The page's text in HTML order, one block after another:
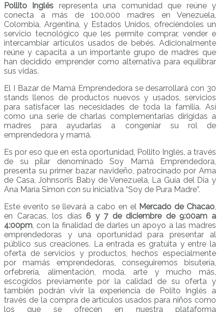
Pollito Inglés representa una comunidad que reúne y
conecta a más de 100.000 madres en Venezuela,
Colombia, Argentina, y Estados Unidos, ofreciéndoles un
servicio tecnológico que les permite comprar, vender e
intercambiar artículos usados de bebés. Adicionalmente
reúne y capacita a un importante grupo de madres que
han decidido emprender como alternativa para equilibrar
sus vidas.
El I Bazar de Mamá Emprendedora se desarrollará con 30
stands llenos de productos nuevos y usados, servicios
para satisfacer las necesidades de toda la familia. Así
como una serie de charlas complementarias dirigidas a
madres para ayudarlas a congeniar su rol de
emprendedora y mamá.
Es por eso que en esta oportunidad, Pollito Inglés, a través
de su pilar denominado Soy Mamá Emprendedora,
presenta su primer bazar navideño, patrocinado por Ama
de Casa, Johnson’s Baby de Venezuela, La Guía del Día y
Ana María Simon con su iniciativa “Soy de Pura Madre”.
Este evento se llevará a cabo en el Mercado de Chacao,
en Caracas, los días 6 y 7 de diciembre de 9:00am a
4:00pm, con la finalidad de darles un apoyo a las madres
emprendedoras y una oportunidad para presentar al
público sus creaciones. La entrada es gratuita y entre la
oferta de servicios y productos, hechos especialmente
por mamás emprendedoras, conseguiremos bisutería,
orfebrería, alimentación, moda, arte y mucho más,
escogidos previamente por la calidad de su oferta y
también podrán vivir la experiencia de Polito Inglés a
través de la compra de artículos usados para niños como
los que se ofrecen en nuestra plataforma